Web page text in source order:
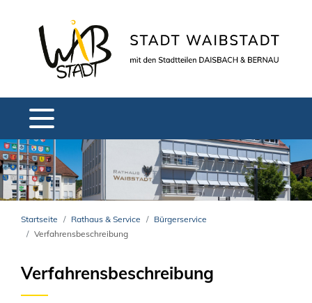
Startseite Rathaus & Service
Bürgerservice
Verfahrensbeschreibung
Verfahrensbeschreibung